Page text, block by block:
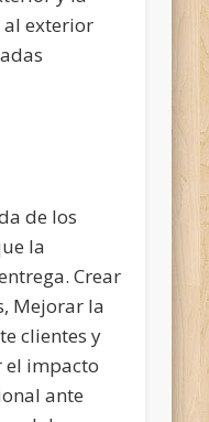
al exterior
de los
la
Crear
Mejorar la
clientes y
el impacto
ante